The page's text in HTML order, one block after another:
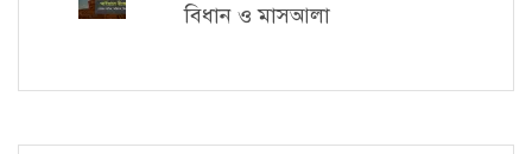
বিধান ও মাসআলা